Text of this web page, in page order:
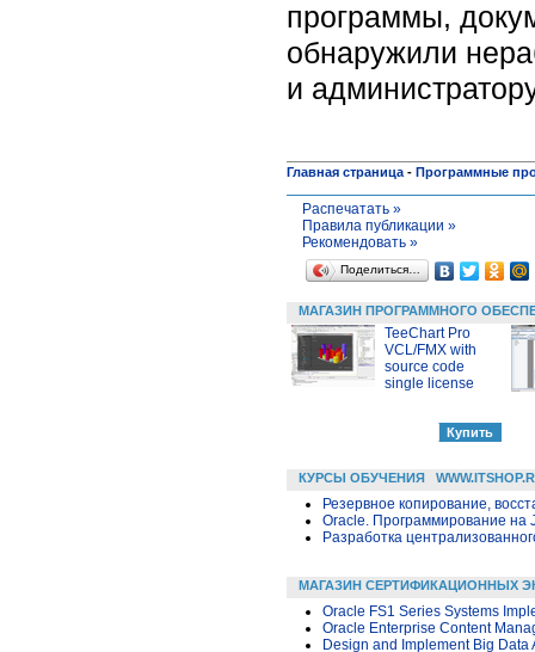
программы,
обнаружили
и
Главная страница - Программные
Распечатать »
Правила публикации »
Рекомендовать »
Поделиться…
МАГАЗИН ПРОГРАММНОГО
TeeChart Pro
VCL/FMX with
source code
single license
КУРСЫ ОБУЧЕНИЯ
Резервное копирование,
Oracle. Программирование на
Разработка
МАГАЗИН СЕРТИФИКАЦИОННЫХ
Oracle FS1 Series Systems
Oracle Enterprise Content
Design and Implement Big Data